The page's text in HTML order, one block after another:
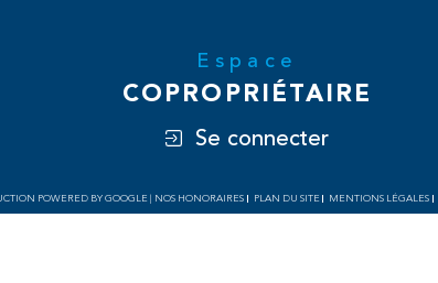
Espace
COPROPRIÉTAIRE
Se connecter
POWERED BY GOOGLE | NOS HONORAIRES PLAN DU SITE MENTIONS LÉGALES